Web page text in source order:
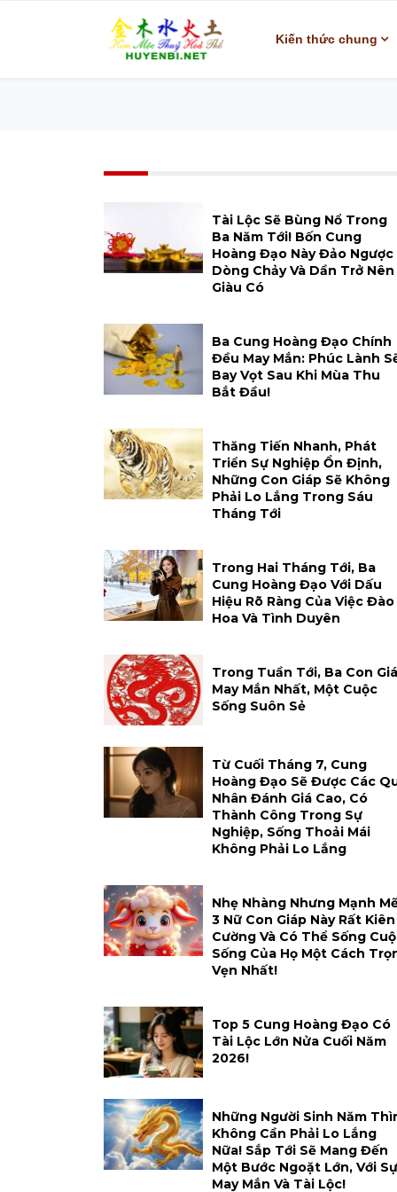
Kiến thức chung
Tài Lộc Sẽ Bùng Nổ Trong
Ba Năm Tới! Bốn Cung
Hoàng Đạo Này Đảo Ngược
Dòng Chảy Và Dần Trở Nên
Giàu Có
Ba Cung Hoàng Đạo Chính
Đều May Mắn: Phúc Lành
Bay Vọt Sau Khi Mùa Thu
Bắt Đầu!
Thăng Tiến Nhanh, Phát
Triển Sự Nghiệp Ổn Định,
Những Con Giáp Sẽ Không
Phải Lo Lắng Trong Sáu
Tháng Tới
Trong Hai Tháng Tới, Ba
Cung Hoàng Đạo Với Dấu
Hiệu Rõ Ràng Của Việc Đào
Hoa Và Tình Duyên
Trong Tuần Tới, Ba Con
May Mắn Nhất, Một Cuộc
Sống Suôn Sẻ
Từ Cuối Tháng 7, Cung
Hoàng Đạo Sẽ Được Các
Nhân Đánh Giá Cao, Có
Thành Công Trong Sự
Nghiệp, Sống Thoải Mái
Không Phải Lo Lắng
Nhẹ Nhàng Nhưng Mạnh
3 Nữ Con Giáp Này Rất Kiên
Cường Và Có Thể Sống
Sống Của Họ Một Cách
Vẹn Nhất!
Top 5 Cung Hoàng Đạo Có
Tài Lộc Lớn Nửa Cuối Năm
2026!
Những Người Sinh Năm
Không Cần Phải Lo Lắng
Nữa! Sắp Tới Sẽ Mang Đến
Một Bước Ngoặt Lớn, Với Sự
May Mắn Và Tài Lộc!